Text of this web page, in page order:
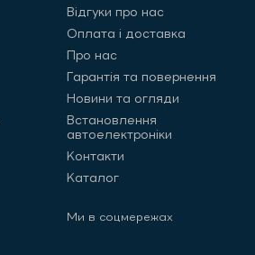
Відгуки про нас
Оплата і доставка
Про нас
Гарантія та повернення
Новини та огляди
Встановлення
автоелектроніки
Контакти
Каталог
Ми в соцмережах